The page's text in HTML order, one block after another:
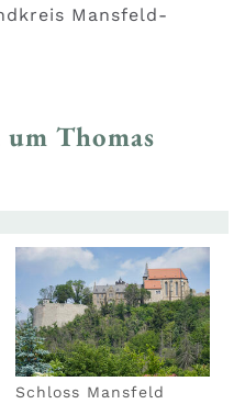
Mansfeld-
um Thomas
Schloss Mansfeld